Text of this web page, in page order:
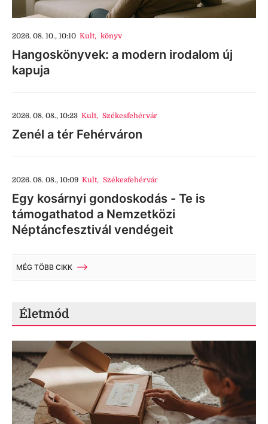
2026. 08. 10., 10:10 Kult, könyv
Hangoskönyvek: a modern irodalom új
kapuja
2026. 08. 08., 10:23 Kult, Székesfehérvár
Zenél a tér Fehérváron
2026. 08. 08., 10:09 Kult, Székesfehérvár
Egy kosárnyi gondoskodás - Te is
támogathatod a Nemzetközi
Néptáncfesztivál vendégeit
MÉG TÖBB CIKK
Életmód